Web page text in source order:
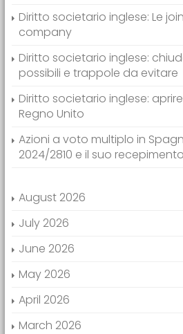
Diritto societario inglese: Le
company
Diritto societario inglese:
possibili e trappole da evitare
Diritto societario inglese:
Regno Unito
Azioni a voto multiplo in
2024/2810 e il suo recepimento
August 2026
July 2026
June 2026
May 2026
April 2026
March 2026